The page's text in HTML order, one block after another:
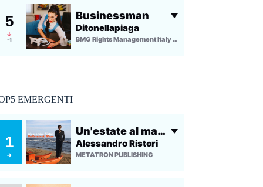
EMERGENTI